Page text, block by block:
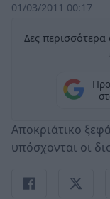
01/03/2011 00:17
Δες
Αποκριάτικο
υπόσχονται οι